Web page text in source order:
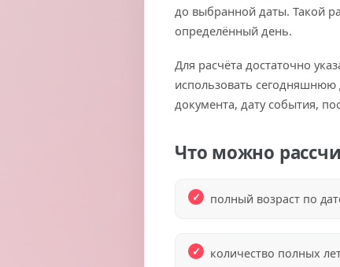
до выбранной даты. Такой
определённый день.
Для расчёта достаточно
использовать
документа, дату события,
Что можно
полный возраст по
количество полных